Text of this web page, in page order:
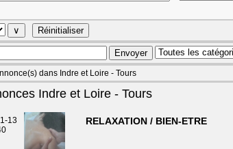
dans Indre et Loire - Tours
Indre et Loire - Tours
13
RELAXATION / BIEN-ETRE